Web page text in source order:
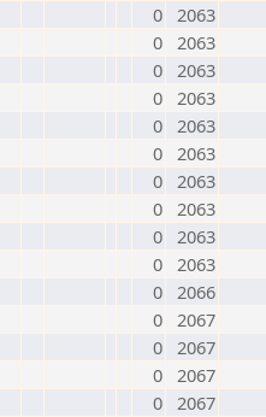
0 2063
0 2063
0 2063
0 2063
0 2063
0 2063
0 2063
0 2063
0 2063
0 2063
0 2066
0 2067
0 2067
0 2067
0 2067